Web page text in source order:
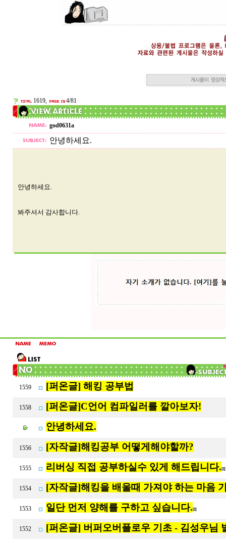
1619, 4/81
god0631a
안녕하세요.
안녕하세요.
봐주셔서 감사합니다.
1559 [퍼온글] 해킹 공부법
1558
[퍼온글]C언어 컴파일러를 깔아보자!
안녕하세요.
1556 [자작글]해킹공부 어떻게해야할까?
1555 리버싱 직접 공부하실수 있게 해드립니다.
1554 [자작글]해킹을 배울때 가져야 하는 마음
1553 일단 먼저 양해를 구하고 싶습니다. [1]
1552 [퍼온글] 버퍼오버플로우 기초 - 김성우님